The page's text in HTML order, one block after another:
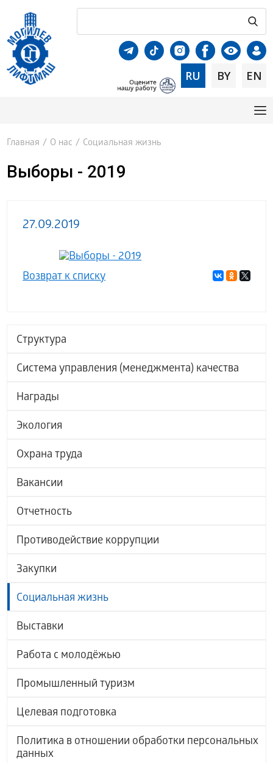
RU BY EN
Главная / О нас / Социальная жизнь
Выборы - 2019
Структура
Система управления (менеджмента) качества
Награды
Экология
Охрана труда
Вакансии
Отчетность
Противодействие коррупции
Закупки
Социальная жизнь
Выставки
Работа с молодёжью
Промышленный туризм
Целевая подготовка
Политика в отношении обработки персональных
данных
27.09.2019
Возврат к списку